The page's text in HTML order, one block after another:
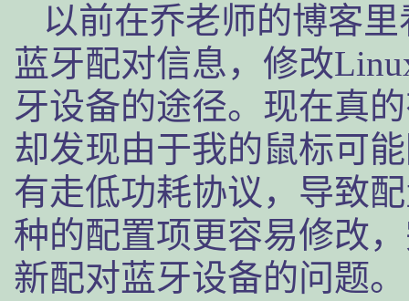
以前在乔老师的博客
蓝牙配对信息，修改
牙设备的途径。现在真
却发现由于我的鼠标可
有走低功耗协议，导致
种的配置项更容易修改
新配对蓝牙设备的问题。